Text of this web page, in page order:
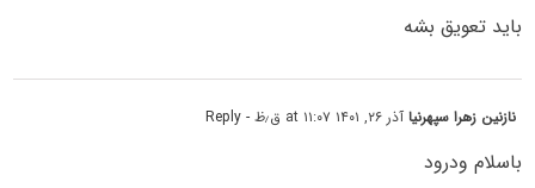
باید تعویق بشه
نازنین زهرا سپهرنیاآذر ۲۶, ۱۴۰۱ at ۱۱:۰۷ ق٫ظ - Reply
باسلام ودرود